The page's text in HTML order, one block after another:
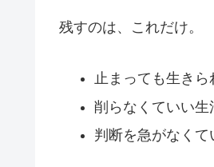
残すのは、これだけ。
止まっても生きら
削らなくていい生
判断を急がなくて